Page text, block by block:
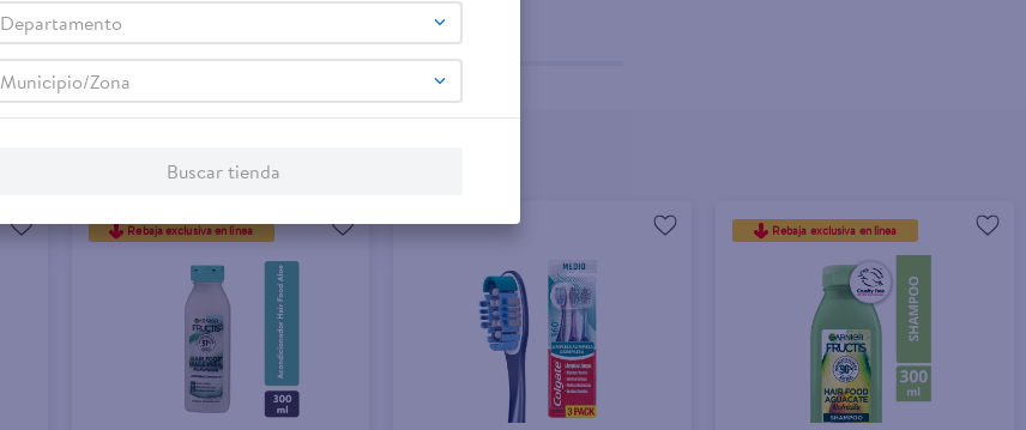
Rebaja exclusiva en línea Rebaja exclusiva en línea
Departamento
Municipio/Zona
Buscar tienda